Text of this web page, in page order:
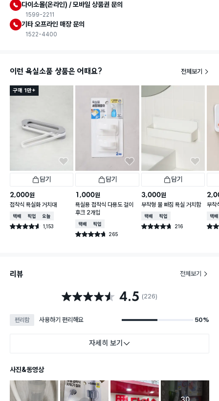
다이소몰(온라인) / 모바일 상품권 문의
1599-2211
기타 오프라인 매장 문의
1522-4400
이런 욕실소품 상품은 어때요? 전체보기
구매 1만+
담기
2,000원
접착식 욕실화 거치대
택배배송매장픽업오늘배송
별점 4.6점 1,153
건 작성
담기
1,000원
욕실용 접착식 다용도 걸이
후크 2개입
택배배송매장픽업
별점 4.7점 265
건 작성
담기
3,000원
부착형 물 빠짐 욕실 거치함
택배배송매장픽업
별점 4.7점 216
건 작성
부착
택배
별점
리뷰 전체보기
별점 4.5점 4.5 (226)
편리함 사용하기 편리해요 50%
자세히 보기
사진&동영상